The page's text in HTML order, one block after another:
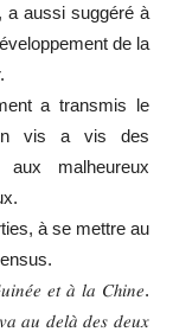
a aussi suggéré à
de la
a transmis le
vis a vis des
malheureux
à se mettre au
𝑒𝑡 𝑎̀ 𝑙𝑎 𝐶ℎ𝑖𝑛𝑒.
𝑎𝑢 𝑑𝑒𝑙𝑎̀ 𝑑𝑒𝑠 𝑑𝑒𝑢𝑥